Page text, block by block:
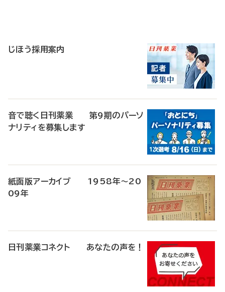
じほう採用案内
音で聴く日刊薬業 第9期のパーソ
ナリティを募集します
紙面版アーカイブ 1958年～20
09年
日刊薬業コネクト あなたの声を！